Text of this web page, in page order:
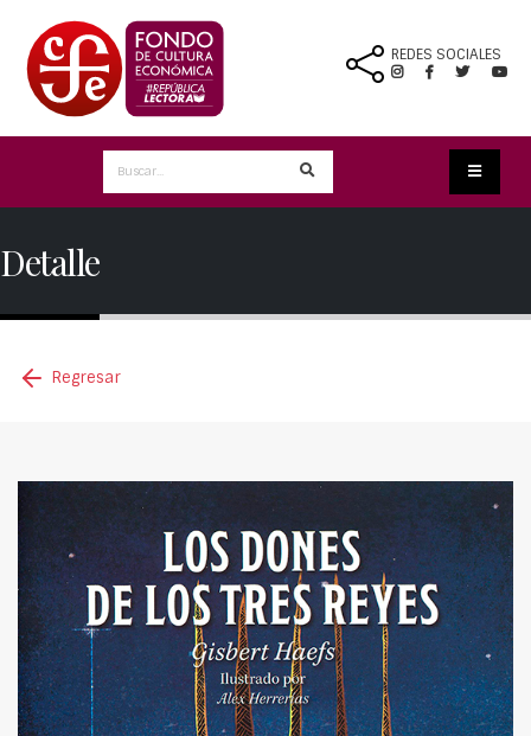
REDES SOCIALES
Detalle
Regresar